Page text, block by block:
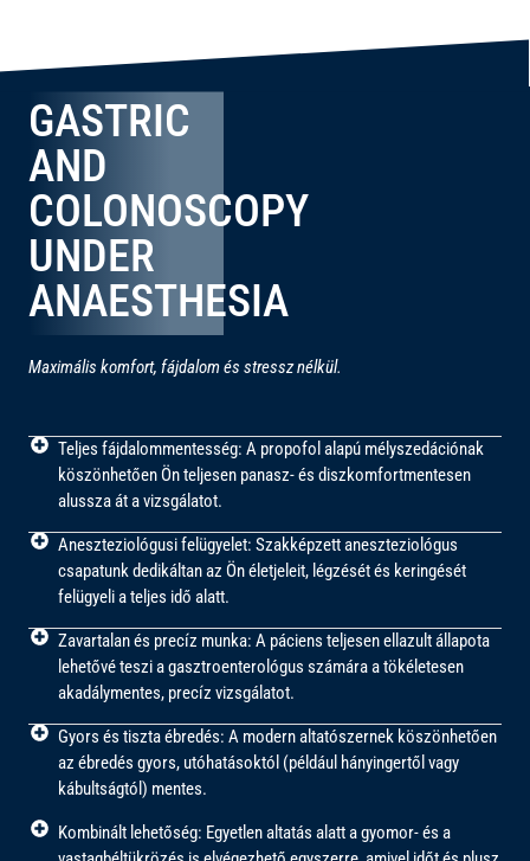
GASTRIC
AND
COLONOSCOPY
UNDER
ANAESTHESIA
Maximális komfort, fájdalom és stressz nélkül.
Teljes fájdalommentesség: A propofol alapú mélyszedációnak
köszönhetően Ön teljesen panasz- és diszkomfortmentesen
alussza át a vizsgálatot.
Aneszteziológusi felügyelet: Szakképzett aneszteziológus
csapatunk dedikáltan az Ön életjeleit, légzését és keringését
felügyeli a teljes idő alatt.
Zavartalan és precíz munka: A páciens teljesen ellazult állapota
lehetővé teszi a gasztroenterológus számára a tökéletesen
akadálymentes, precíz vizsgálatot.
Gyors és tiszta ébredés: A modern altatószernek köszönhetően
az ébredés gyors, utóhatásoktól (például hányingertől vagy
kábultságtól) mentes.
Kombinált lehetőség: Egyetlen altatás alatt a gyomor- és a